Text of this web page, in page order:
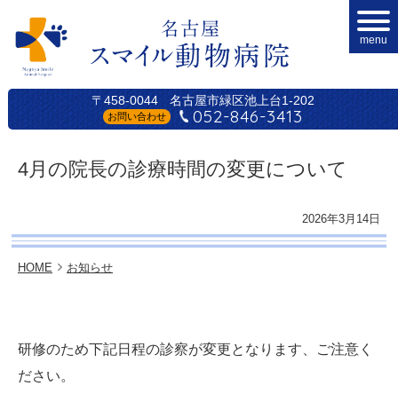
〒458-0044 名古屋市緑区池上台1-202
お問い合わせ 052-846-3413
menu
4月の院長の診療時間の変更について
2026年3月14日
HOME お知らせ
研修のため下記日程の診察が変更となります、ご注意く
ださい。